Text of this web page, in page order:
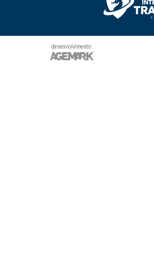
desenvolvimento: